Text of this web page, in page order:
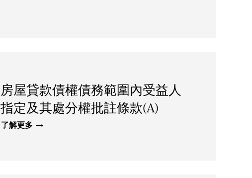
房屋貸款債權債務範圍內受益人
指定及其處分權批註條款(A)
了解更多